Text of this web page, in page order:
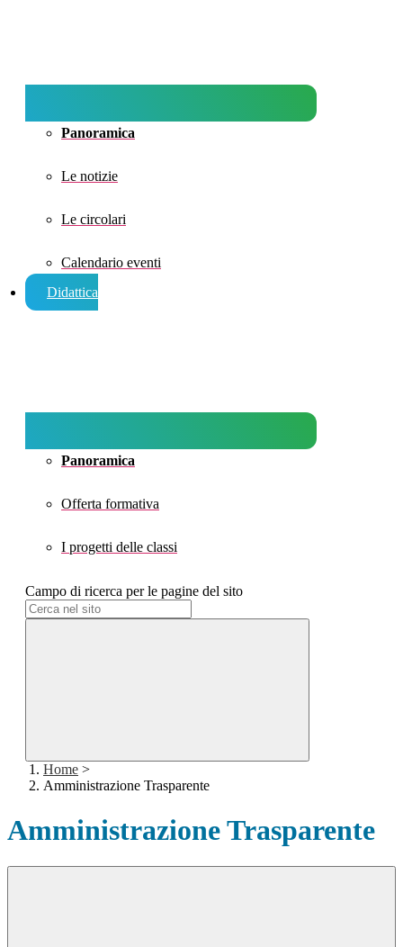
Panoramica
Le notizie
Le circolari
Calendario eventi
Didattica
Panoramica
Offerta formativa
I progetti delle classi
Campo di ricerca per le pagine del sito
Home >
Amministrazione Trasparente
Amministrazione Trasparente